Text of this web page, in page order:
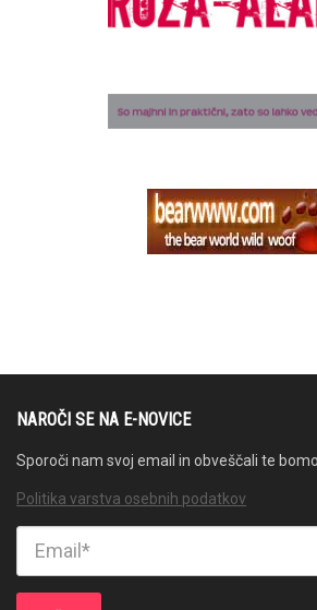
NAROČI SE NA E-NOVICE
Sporoči nam svoj email in obveščali te
Politika varstva osebnih podatkov